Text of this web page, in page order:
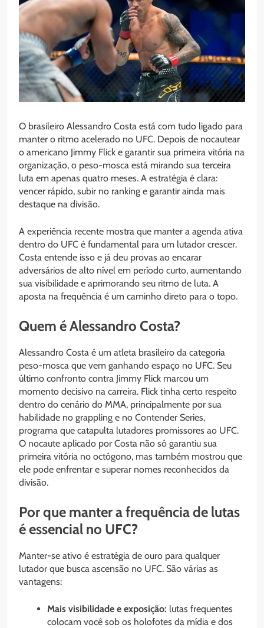
O brasileiro Alessandro Costa está com tudo ligado para
manter o ritmo acelerado no UFC. Depois de nocautear
o americano Jimmy Flick e garantir sua primeira vitória na
organização, o peso-mosca está mirando sua terceira
luta em apenas quatro meses. A estratégia é clara:
vencer rápido, subir no ranking e garantir ainda mais
destaque na divisão.
A experiência recente mostra que manter a agenda ativa
dentro do UFC é fundamental para um lutador crescer.
Costa entende isso e já deu provas ao encarar
adversários de alto nível em período curto, aumentando
sua visibilidade e aprimorando seu ritmo de luta. A
aposta na frequência é um caminho direto para o topo.
Quem é Alessandro Costa?
Alessandro Costa é um atleta brasileiro da categoria
peso-mosca que vem ganhando espaço no UFC. Seu
último confronto contra Jimmy Flick marcou um
momento decisivo na carreira. Flick tinha certo respeito
dentro do cenário do MMA, principalmente por sua
habilidade no grappling e no Contender Series,
programa que catapulta lutadores promissores ao UFC.
O nocaute aplicado por Costa não só garantiu sua
primeira vitória no octógono, mas também mostrou que
ele pode enfrentar e superar nomes reconhecidos da
divisão.
Por que manter a frequência de lutas
é essencial no UFC?
Manter-se ativo é estratégia de ouro para qualquer
lutador que busca ascensão no UFC. São várias as
vantagens:
Mais visibilidade e exposição: lutas frequentes
colocam você sob os holofotes da mídia e dos